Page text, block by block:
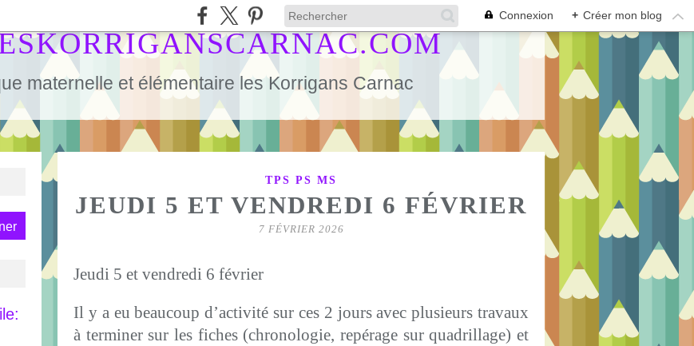
Connexion + Créer mon blog
maternelle et élémentaire les Korrigans Carnac
TPS PS MS
JEUDI 5 ET VENDREDI 6 FÉVRIER
7 FÉVRIER 2026
Jeudi 5 et vendredi 6 février
Il y a eu beaucoup d’activité sur ces 2 jours avec plusieurs travaux
à terminer sur les fiches (chronologie, repérage sur quadrillage) et